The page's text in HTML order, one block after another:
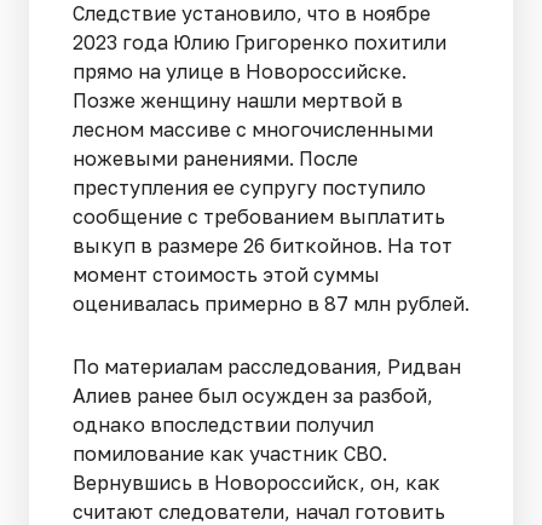
Следствие установило, что в ноябре
2023 года Юлию Григоренко похитили
прямо на улице в Новороссийске.
Позже женщину нашли мертвой в
лесном массиве с многочисленными
ножевыми ранениями. После
преступления ее супругу поступило
сообщение с требованием выплатить
выкуп в размере 26 биткойнов. На тот
момент стоимость этой суммы
оценивалась примерно в 87 млн рублей.
По материалам расследования, Ридван
Алиев ранее был осужден за разбой,
однако впоследствии получил
помилование как участник СВО.
Вернувшись в Новороссийск, он, как
считают следователи, начал готовить